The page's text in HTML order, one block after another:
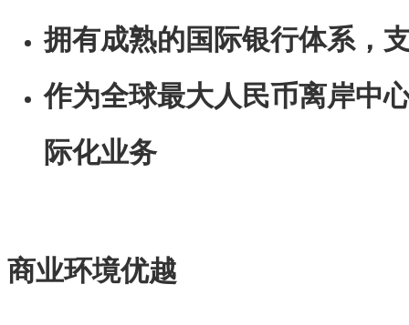
拥有成熟的国际银行体系，
作为全球最大人民币离岸中
际化业务
商业环境优越